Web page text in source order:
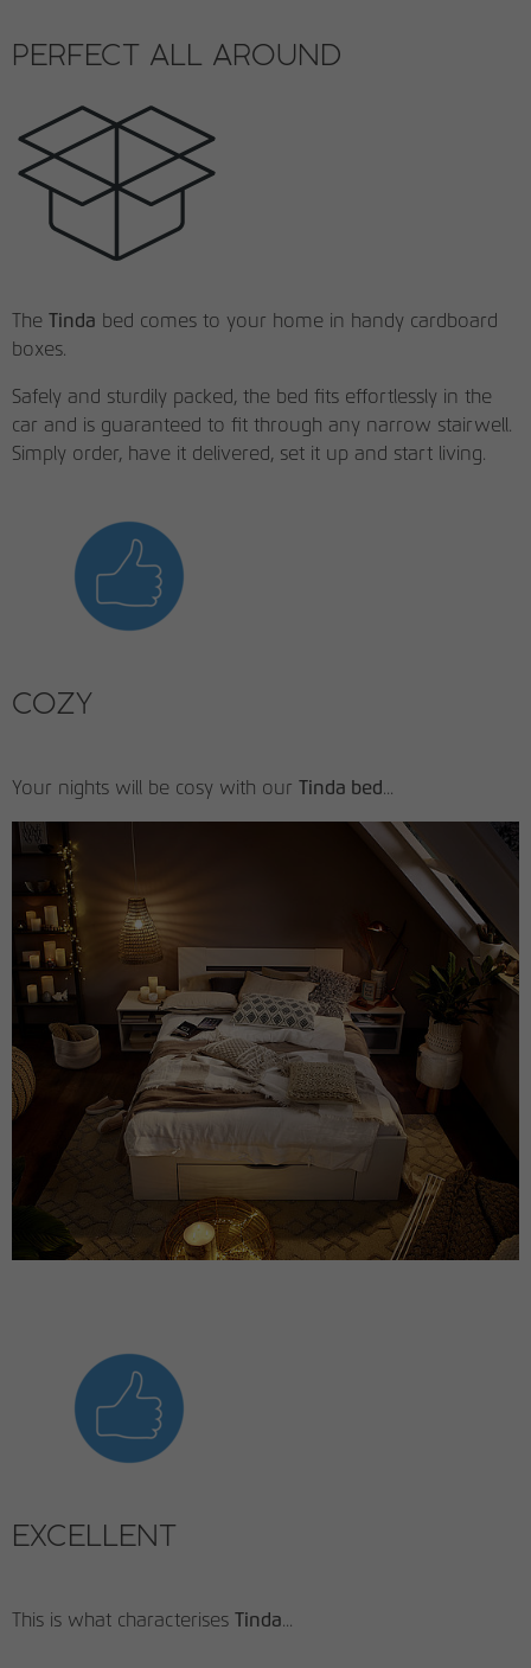
PERFECT ALL AROUND
The Tinda bed comes to your home in handy cardboard
boxes.
Safely and sturdily packed, the bed fits effortlessly in the
car and is guaranteed to fit through any narrow stairwell.
Simply order, have it delivered, set it up and start living.
COZY
Your nights will be cosy with our Tinda bed...
EXCELLENT
This is what characterises Tinda...